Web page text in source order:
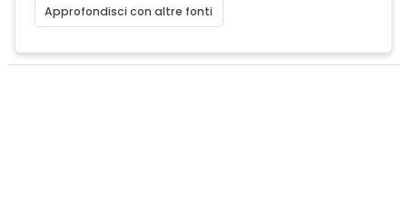
Approfondisci con altre fonti